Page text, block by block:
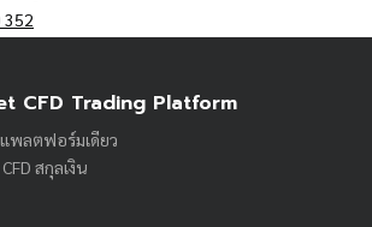
352
CFD Trading Platform
พลตฟอร์มเดียว
สกุลเงิน